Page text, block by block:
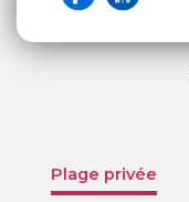
Plage privée